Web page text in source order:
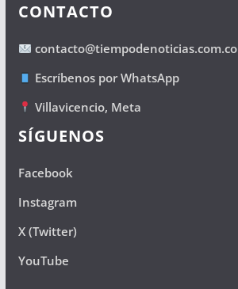
CONTACTO
contacto@tiempodenoticias.com.co
Escríbenos por WhatsApp
Villavicencio, Meta
SÍGUENOS
Facebook
Instagram
X (Twitter)
YouTube